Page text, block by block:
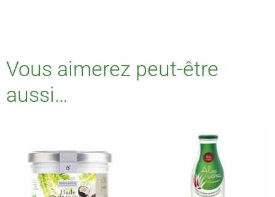
Vous aimerez peut-être
aussi…